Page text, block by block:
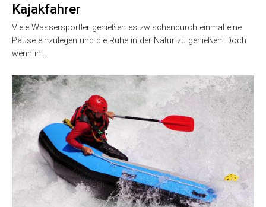
Kajakfahrer
Viele Wassersportler genießen es zwischendurch einmal eine
Pause einzulegen und die Ruhe in der Natur zu genießen. Doch
wenn in…